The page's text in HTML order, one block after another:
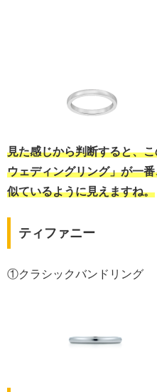
見た感じから判断すると、
ウェディングリング」が一
似ているように見えますね。
ティファニー
①クラシックバンドリング